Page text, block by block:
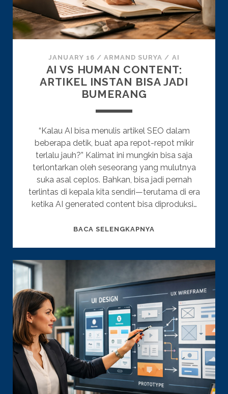
JANUARY 16 / ARMAND SURYA / AI
AI VS HUMAN CONTENT:
ARTIKEL INSTAN BISA JADI
BUMERANG
“Kalau AI bisa menulis artikel SEO dalam
beberapa detik, buat apa repot-repot mikir
terlalu jauh?” Kalimat ini mungkin bisa saja
terlontarkan oleh seseorang yang mulutnya
suka asal ceplos. Bahkan, bisa jadi pernah
terlintas di kepala kita sendiri—terutama di era
ketika AI generated content bisa diproduksi…
BACA SELENGKAPNYA
CONTENT:
ARTIKEL
INSTAN
BISA
JADI
BUMERANG